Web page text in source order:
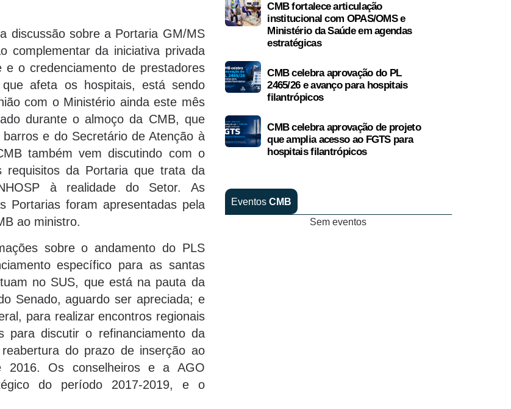
discussão sobre a Portaria GM/MS
complementar da iniciativa privada
o credenciamento de prestadores
afeta os hospitais, está sendo
com o Ministério ainda este mês
durante o almoço da CMB, que
e do Secretário de Atenção à
também vem discutindo com o
requisitos da Portaria que trata da
à realidade do Setor. As
Portarias foram apresentadas pela
ao ministro.
sobre o andamento do PLS
específico para as santas
no SUS, que está na pauta da
Senado, aguardo ser apreciada; e
para realizar encontros regionais
para discutir o refinanciamento da
do prazo de inserção ao
2016. Os conselheiros e a AGO
do período 2017-2019, e o
CMB fortalece articulação
institucional com OPAS/OMS e
Ministério da Saúde em agendas
estratégicas
CMB celebra aprovação do PL
2465/26 e avanço para hospitais
filantrópicos
CMB celebra aprovação de projeto
que amplia acesso ao FGTS para
hospitais filantrópicos
Eventos CMB
Sem eventos